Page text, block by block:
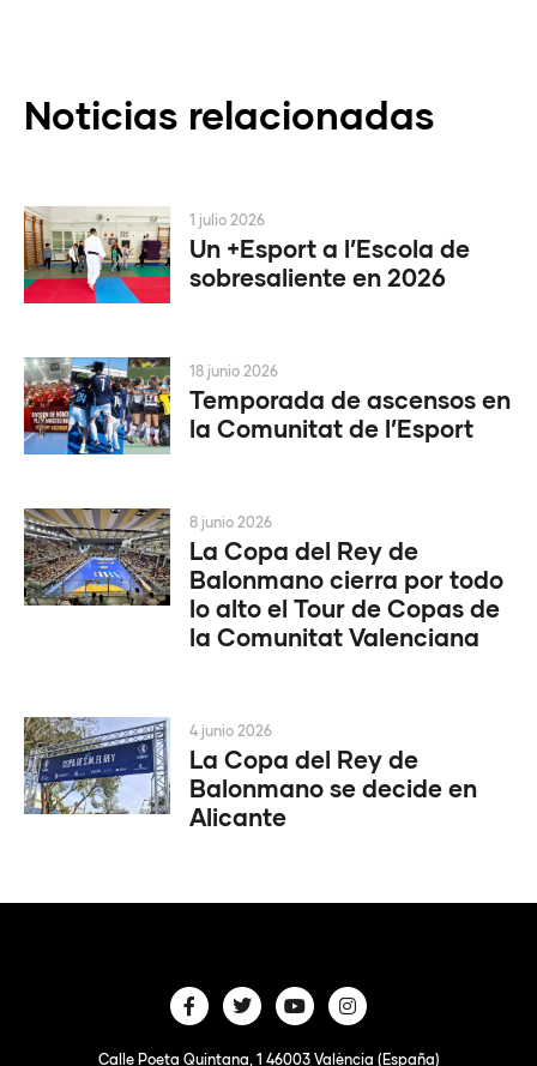
Noticias relacionadas
Un +Esport a l’Escola de
sobresaliente en 2026
1 julio 2026
Temporada de ascensos en
la Comunitat de l’Esport
18 junio 2026
La Copa del Rey de
Balonmano cierra por todo
lo alto el Tour de Copas de
la Comunitat Valenciana
8 junio 2026
La Copa del Rey de
Balonmano se decide en
Alicante
4 junio 2026
Calle Poeta Quintana, 1 46003 València (España)